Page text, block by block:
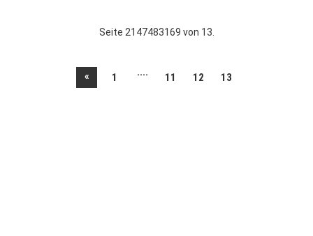
Seite 2147483169 von 13.
« 1 .... 11 12 13